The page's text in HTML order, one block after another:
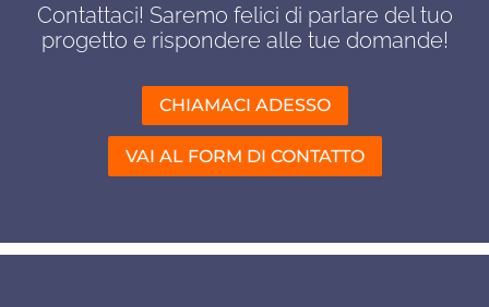
Contattaci! Saremo felici di parlare del tuo
progetto e rispondere alle tue domande!
CHIAMACI ADESSO
VAI AL FORM DI CONTATTO